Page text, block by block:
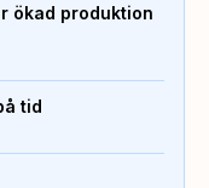
ökad produktion
tid